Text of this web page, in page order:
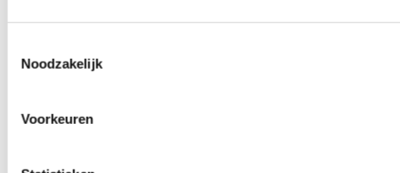
Noodzakelijk
Voorkeuren
0producten beschikbaar